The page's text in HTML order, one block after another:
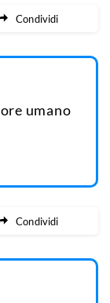
Condividi
umano
Condividi